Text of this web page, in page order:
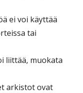
ei voi käyttää
tai
liittää, muokata
arkistot ovat